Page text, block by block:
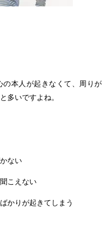
の本人が起きなくて、周りが
多いですよね。
ない
こえない
かりが起きてしまう